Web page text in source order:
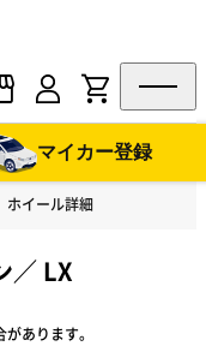
マイカー登録
ホイール詳細
／ LX
あります。